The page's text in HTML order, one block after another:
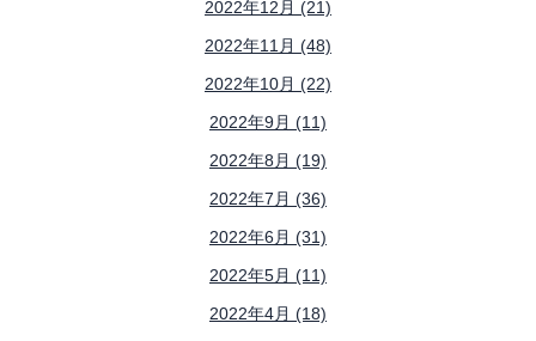
2022年12月 (21)
2022年11月 (48)
2022年10月 (22)
2022年9月 (11)
2022年8月 (19)
2022年7月 (36)
2022年6月 (31)
2022年5月 (11)
2022年4月 (18)